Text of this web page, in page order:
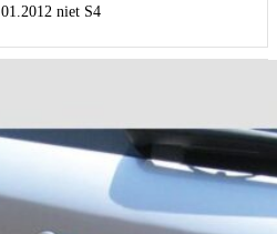
01.2012 niet S4